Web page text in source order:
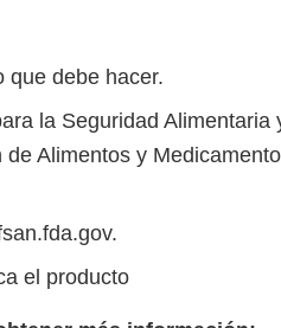
que debe hacer.
la Seguridad Alimentaria
Alimentos y
el producto